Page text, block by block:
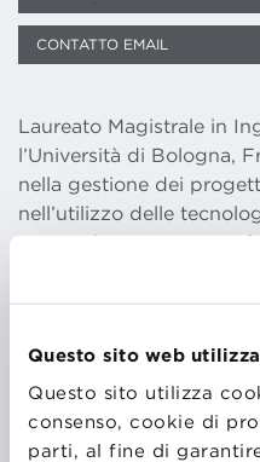
Questo sito web
Questo sito utilizza
consenso, cookie di
parti, al fine di
CONTATTO EMAIL
Laureato Magistrale in
l’Università di Bologna,
nella gestione dei
nell’utilizzo delle
sua carriera come
nel 2009, ha lavorato
Business Analytics in
Business Intelligence
seguito, ha proseguito
Architect e Analista
progettualità legate al